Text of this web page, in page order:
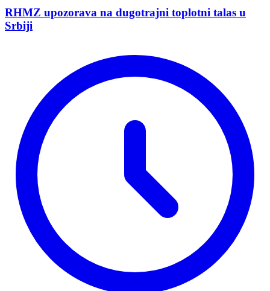
RHMZ upozorava na dugotrajni toplotni talas u
Srbiji